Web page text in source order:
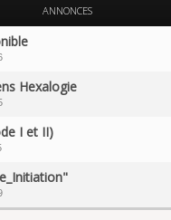
ANNONCES
Hexalogie
I et II)